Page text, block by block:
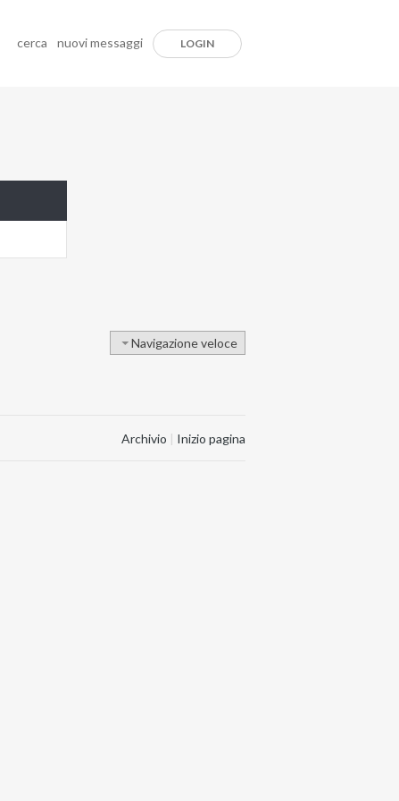
cerca nuovi messaggi LOGIN
Navigazione veloce
Archivio | Inizio pagina